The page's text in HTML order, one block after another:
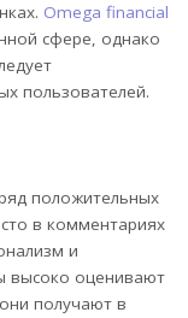
Omega financial
сфере, однако
пользователей.
положительных
в комментариях
и
высоко оценивают
получают в